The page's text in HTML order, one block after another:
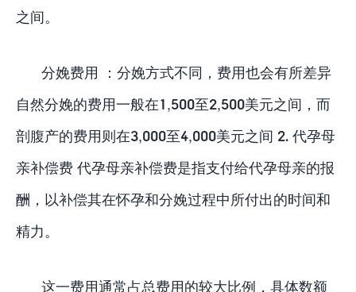
之间。
分娩费用 ：分娩方式不同，费用也会有所差异
自然分娩的费用一般在1,500至2,500美元之间，而
剖腹产的费用则在3,000至4,000美元之间 2. 代孕母
亲补偿费 代孕母亲补偿费是指支付给代孕母亲的报
酬，以补偿其在怀孕和分娩过程中所付出的时间和
精力。
这一费用通常占总费用的较大比例，具体数额